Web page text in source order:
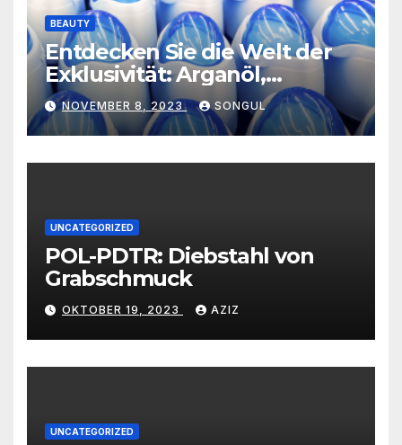
BEAUTY
Entdecken Sie die Welt der
Exklusivität: Arganöl,
Kaktusfeigenkernöl und
Schwarzkümmelöl von
vertrauenswürdigen
Großhändlern und Anbietern
NOVEMBER 8, 2023 SONGUL
UNCATEGORIZED
POL-PDTR: Diebstahl von
Grabschmuck
OKTOBER 19, 2023 AZIZ
UNCATEGORIZED